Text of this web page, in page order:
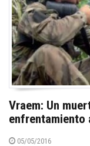
Vraem: Un
enfrentamiento
05/05/2016